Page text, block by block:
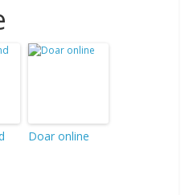
Doar online